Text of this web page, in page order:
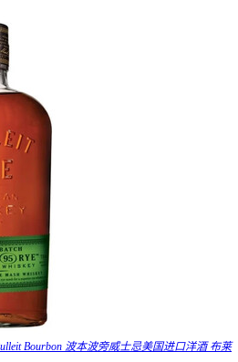
Bourbon 波本波旁威士忌美国进口洋酒 布莱